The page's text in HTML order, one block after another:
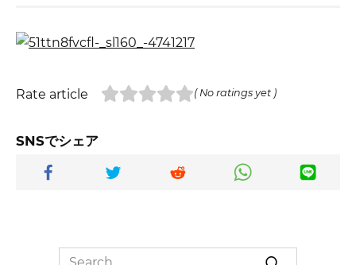
Rate article ( No ratings yet )
SNSでシェア
Search